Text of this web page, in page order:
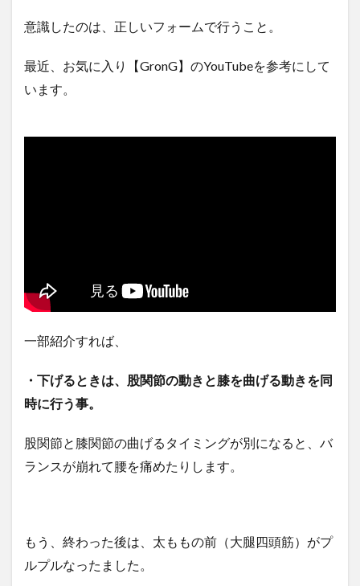
意識したのは、正しいフォームで行うこと。
最近、お気に入り【GronG】のYouTubeを参考にして
います。
一部紹介すれば、
・下げるときは、股関節の動きと膝を曲げる動きを同
時に行う事。
股関節と膝関節の曲げるタイミングが別になると、バ
ランスが崩れて腰を痛めたりします。
もう、終わった後は、太ももの前（大腿四頭筋）がプ
ルプルなったました。